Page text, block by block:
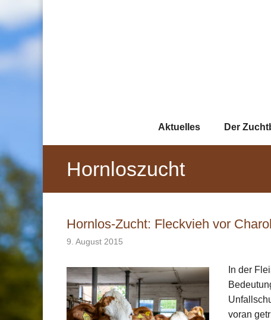
Inhalt
springen
Aktuelles Der
Hornloszucht
Hornlos-Zucht: Fleckvieh vor
9. August 2015
In der
voran